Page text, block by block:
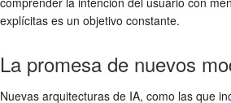
explícitas es un objetivo constante.
La promesa de nuevos
Nuevas arquitecturas de IA, como las que